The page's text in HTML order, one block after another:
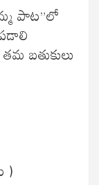
పాట”లో
బతుకులు
)